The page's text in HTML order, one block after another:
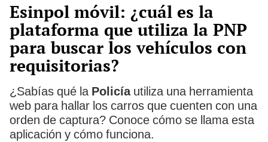
Esinpol móvil: ¿cuál es la
plataforma que utiliza la PNP
para buscar los vehículos con
requisitorias?
¿Sabías qué la Policíautiliza una herramienta
web para hallar los carros que cuenten con una
orden de captura? Conoce cómo se llama esta
aplicación y cómo funciona.